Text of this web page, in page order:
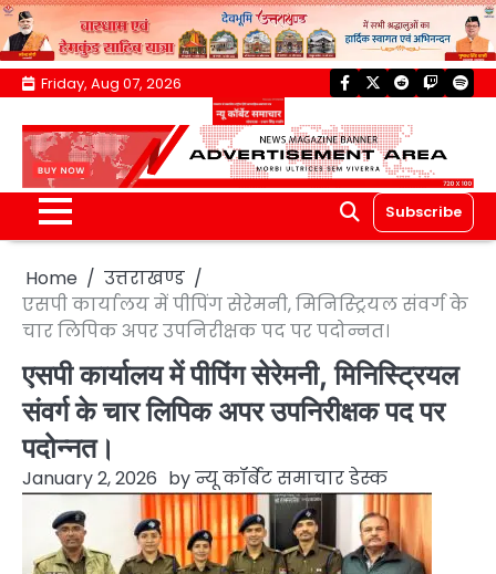
Skip
content
Friday, Aug 07, 2026 facebook
twitterreddittwitch
Subscribe
Home
उत्तराखण्ड
एसपी कार्यालय में पीपिंग सेरेमनी, मिनिस्ट्रियल संवर्ग के
चार लिपिक अपर उपनिरीक्षक पद पर पदोन्नत।
एसपी कार्यालय में पीपिंग सेरेमनी, मिनिस्ट्रियल
संवर्ग के चार लिपिक अपर उपनिरीक्षक पद पर
पदोन्नत।
January 2, 2026 byन्यू कॉर्बेट समाचार डेस्क